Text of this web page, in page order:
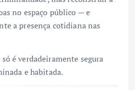
no espaço público — e
a presença cotidiana nas
é verdadeiramente segura
e habitada.